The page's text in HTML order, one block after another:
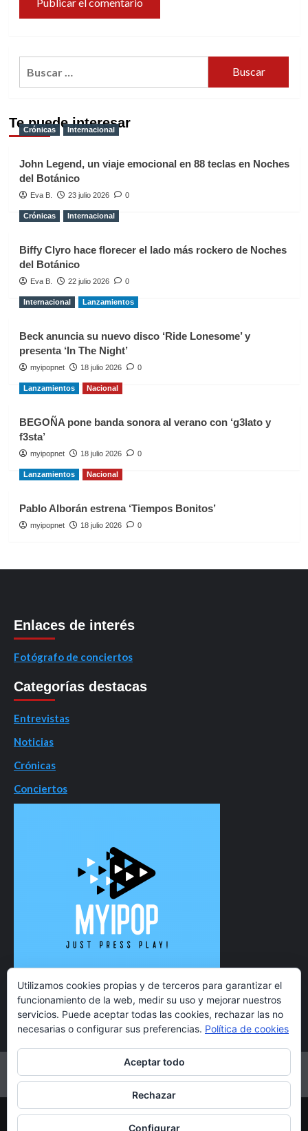
Te puede interesar
Crónicas Internacional
John Legend, un viaje emocional en 88 teclas en Noches
del Botánico
Eva B. 23 julio 2026 0
Crónicas Internacional
Biffy Clyro hace florecer el lado más rockero de Noches
del Botánico
Eva B. 22 julio 2026 0
Internacional Lanzamientos
Beck anuncia su nuevo disco ‘Ride Lonesome’ y
presenta ‘In The Night’
myipopnet 18 julio 2026 0
Lanzamientos Nacional
BEGOÑA pone banda sonora al verano con ‘g3lato y
f3sta’
myipopnet 18 julio 2026 0
Lanzamientos Nacional
Pablo Alborán estrena ‘Tiempos Bonitos’
myipopnet 18 julio 2026 0
Enlaces de interés
Fotógrafo de conciertos
Categorías destacas
Entrevistas
Noticias
Crónicas
Conciertos
TwitterInstagramFacebookYouTube
Copyright 2021 MyiPop © Todos los derechos reservados.
Utilizamos cookies propias y de terceros para garantizar el
funcionamiento de la web, medir su uso y mejorar nuestros
servicios. Puede aceptar todas las cookies, rechazar las no
necesarias o configurar sus preferencias. Política de cookies
Aceptar todo
Rechazar
Configurar